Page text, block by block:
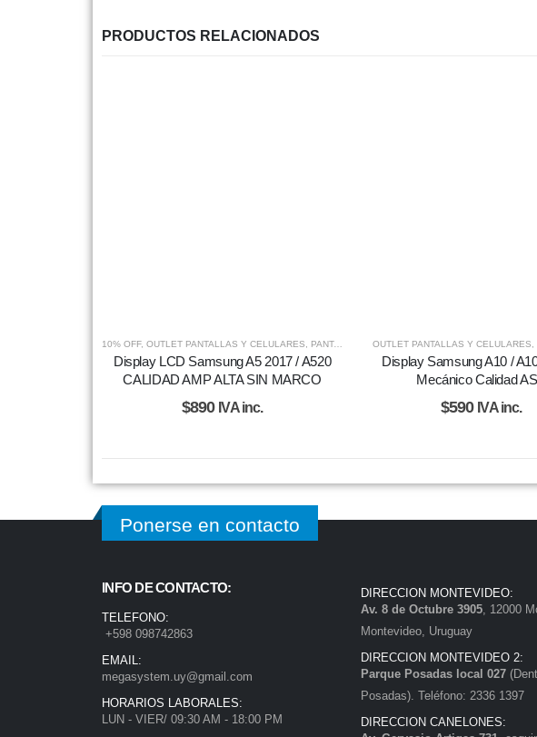
PRODUCTOS RELACIONADOS
10% OFF, OUTLET PANTALLAS Y CELULARES PANTALLAS
Display LCD Samsung A5 2017 / A520
CALIDAD AMP ALTA SIN MARCO
$890 IVA inc.
OUTLET PANTALLAS Y CELULARES
Display Samsung A10 /
Mecánico Calidad
$590 IVA inc.
Ponerse en contacto
INFO DE CONTACTO:
TELEFONO:
+598 098742863
EMAIL:
megasystem.uy@gmail.com
HORARIOS LABORALES:
LUN - VIER/ 09:30 AM - 18:00 PM
DIRECCION MONTEVIDEO:
Av. 8 de Octubre 3905 , 12000
Montevideo, Uruguay
DIRECCION MONTEVIDEO 2:
Parque Posadas local 027
Posadas). Teléfono: 2336 1397
DIRECCION CANELONES: